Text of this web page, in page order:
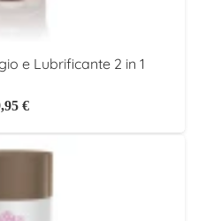
e Lubrificante 2 in 1
€